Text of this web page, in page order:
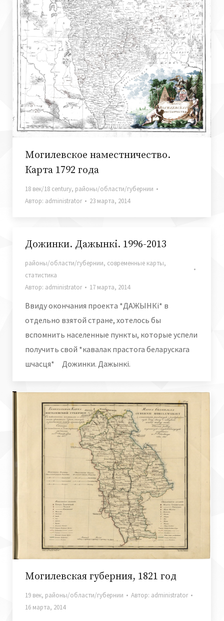
Могилевское наместничество.
Карта 1792 года
18 век/18 century, районы/области/губернии
Автор: administrator 23 марта, 2014
Дожинки. Дажынкi. 1996-2013
районы/области/губернии, современные карты,
статистика
Автор: administrator 17 марта, 2014
Ввиду окончания проекта *ДАЖЫНКi* в
отдельно взятой стране, хотелось бы
вспомнить населенные пункты, которые успели
получить свой *кавалак прастога беларускага
шчасця* Дожинки. Дажынкi.
Могилевская губерния, 1821 год
19 век, районы/области/губернии Автор: administrator
16 марта, 2014